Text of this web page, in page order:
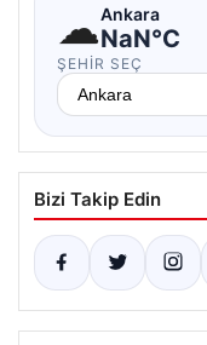
☁Ankara
NaN°C
ŞEHIR SEÇ
Bizi Takip Edin